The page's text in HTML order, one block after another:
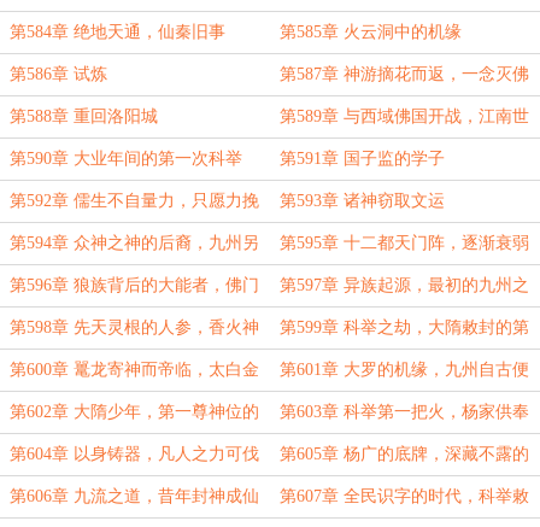
第584章 绝地天通，仙秦旧事 第585章 火云洞中的机缘
第586章 试炼 第587章 神游摘花而返，一念灭佛
而归！
第588章 重回洛阳城 第589章 与西域佛国开战，江南世
家的底蕴
第590章 大业年间的第一次科举 第591章 国子监的学子
第592章 儒生不自量力，只愿力挽
天倾
第593章 诸神窃取文运
第594章 众神之神的后裔，九州另
一支正统
第595章 十二都天门阵，逐渐衰弱
的边关长城
第596章 狼族背后的大能者，佛门
与圣山
第597章 异族起源，最初的九州之
争
第598章 先天灵根的人参，香火神
祇末路
第599章 科举之劫，大隋敕封的第
一尊神祇
第600章 鼍龙寄神而帝临，太白金
星道三界事
第601章 大罗的机缘，九州自古便
存在
第602章 大隋少年，第一尊神位的
诞生
第603章 科举第一把火，杨家供奉
的神祇！
第604章 以身铸器，凡人之力可伐
仙神，边关急报！
第605章 杨广的底牌，深藏不露的
老祭酒，科举舞弊？
第606章 九流之道，昔年封神成仙 第607章 全民识字的时代，科举敕